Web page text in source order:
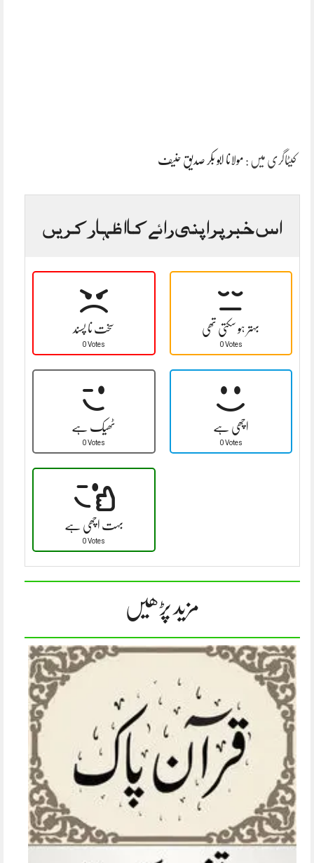
کیٹاگری میں : مولانا ابو بکر صدیق حنیف
اس خبر پر اپنی رائے کا اظہار کریں
سخت نا پسند
0 Votes
بہتر ہو سکتی تھی
0 Votes
ٹھیک ہے
0 Votes
اچھی ہے
0 Votes
بہت اچھی ہے
0 Votes
مزید پڑھیں